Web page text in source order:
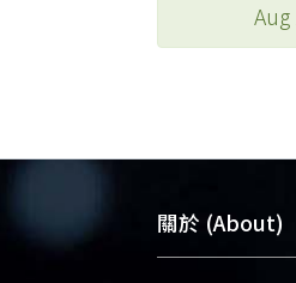
Aug
關於 (About)